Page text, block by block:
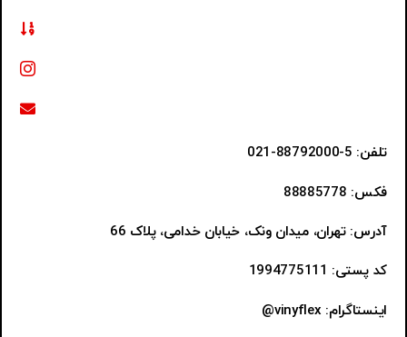
تلفن: 5-88792000-021
فکس: 88885778
آدرس: تهران، میدان ونک، خیابان خدامی، پلاک 66
کد پستی: 1994775111
اینستاگرام: vinyflex@